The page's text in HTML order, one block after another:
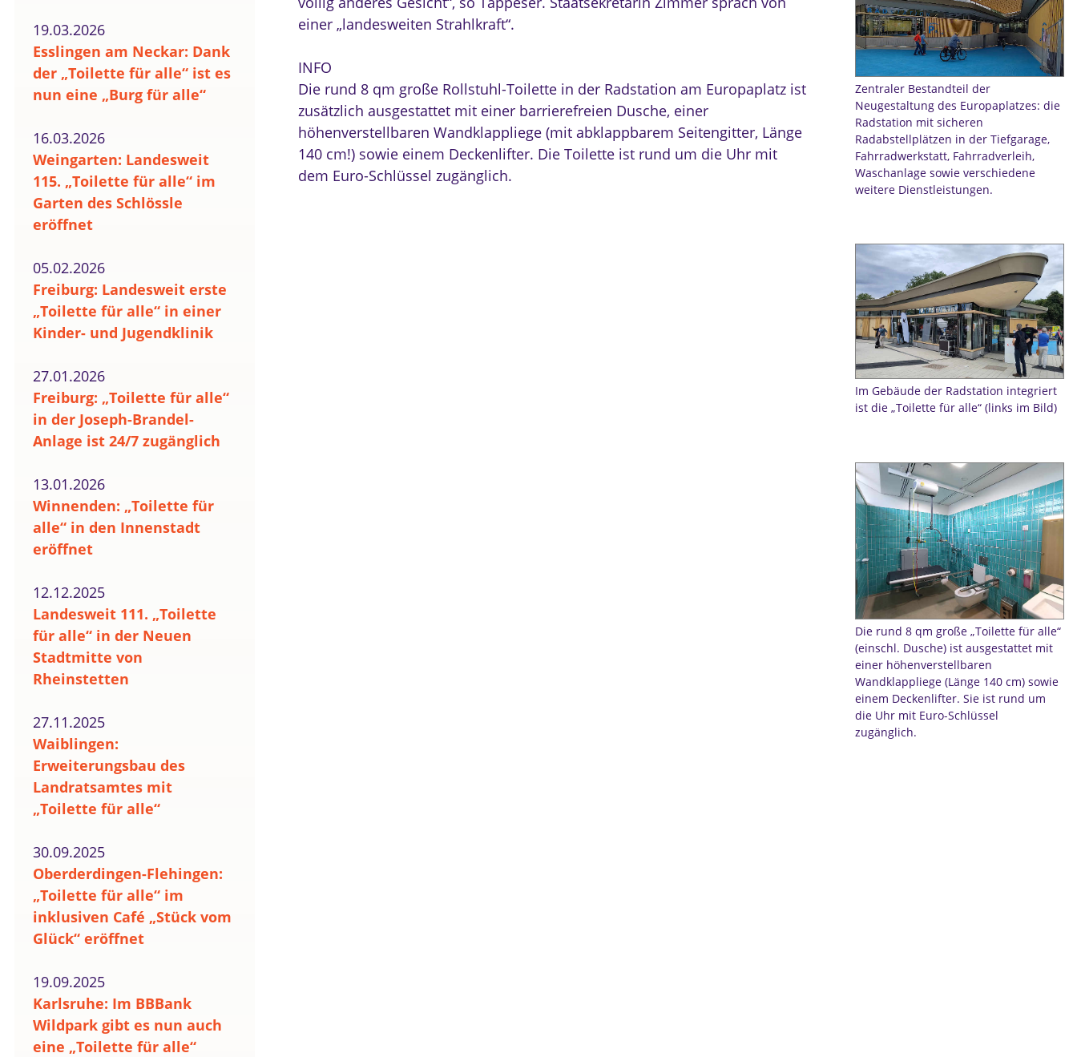
19.03.2026
Esslingen am Neckar: Dank
der „Toilette für alle“ ist es
nun eine „Burg für alle“
16.03.2026
Weingarten: Landesweit
115. „Toilette für alle“ im
Garten des Schlössle
eröffnet
05.02.2026
Freiburg: Landesweit erste
„Toilette für alle“ in einer
Kinder- und Jugendklinik
27.01.2026
Freiburg: „Toilette für alle“
in der Joseph-Brandel-
Anlage ist 24/7 zugänglich
13.01.2026
Winnenden: „Toilette für
alle“ in den Innenstadt
eröffnet
12.12.2025
Landesweit 111. „Toilette
für alle“ in der Neuen
Stadtmitte von
Rheinstetten
27.11.2025
Waiblingen:
Erweiterungsbau des
Landratsamtes mit
„Toilette für alle“
30.09.2025
Oberderdingen-Flehingen:
„Toilette für alle“ im
inklusiven Café „Stück vom
Glück“ eröffnet
19.09.2025
Karlsruhe: Im BBBank
Wildpark gibt es nun auch
eine „Toilette für alle“
einer „landesweiten Strahlkraft“.
INFO
Die rund 8 qm große Rollstuhl-Toilette in der Radstation am Europaplatz ist
zusätzlich ausgestattet mit einer barrierefreien Dusche, einer
höhenverstellbaren Wandklappliege (mit abklappbarem Seitengitter, Länge
140 cm!) sowie einem Deckenlifter. Die Toilette ist rund um die Uhr mit
dem Euro-Schlüssel zugänglich.
Zentraler Bestandteil der
Neugestaltung des Europaplatzes: die
Radstation mit sicheren
Radabstellplätzen in der Tiefgarage,
Fahrradwerkstatt, Fahrradverleih,
Waschanlage sowie verschiedene
weitere Dienstleistungen.
Im Gebäude der Radstation integriert
ist die „Toilette für alle“ (links im Bild)
Die rund 8 qm große „Toilette für alle“
(einschl. Dusche) ist ausgestattet mit
einer höhenverstellbaren
Wandklappliege (Länge 140 cm) sowie
einem Deckenlifter. Sie ist rund um
die Uhr mit Euro-Schlüssel
zugänglich.